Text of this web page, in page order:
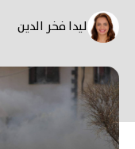
ليدا فخر الدين